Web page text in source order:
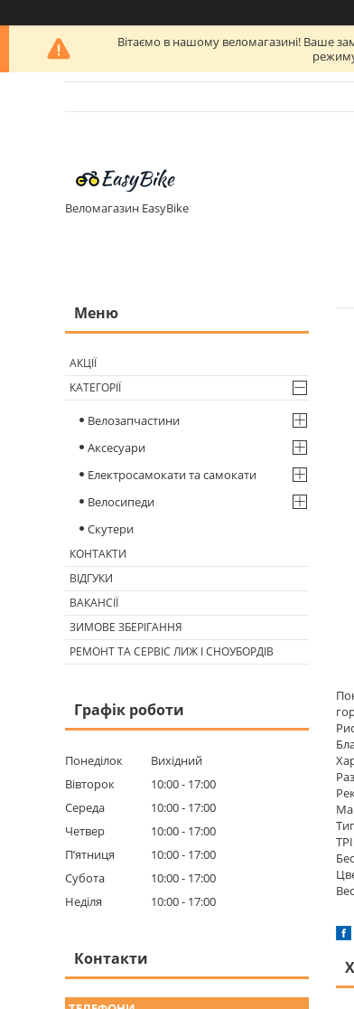
Вітаємо в нашому веломагазині! Ваше
Веломагазин EasyBike
АКЦІЇ
КАТЕГОРІЇ
Велозапчастини
Аксесуари
Електросамокати та самокати
Велосипеди
Скутери
КОНТАКТИ
ВІДГУКИ
ВАКАНСІЇ
ЗИМОВЕ ЗБЕРІГАННЯ
РЕМОНТ ТА СЕРВІС ЛИЖ І СНОУБОРДІВ
Графік роботи
Понеділок
Вихідний
Вівторок
10:00
17:00
Середа
10:00
17:00
Четвер
10:00
17:00
Пʼятниця
10:00
17:00
Субота
10:00
17:00
Неділя
10:00 17:00
Контакти